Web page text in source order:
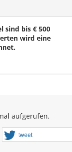
sind bis € 500
wird eine
aufgerufen.
tweet